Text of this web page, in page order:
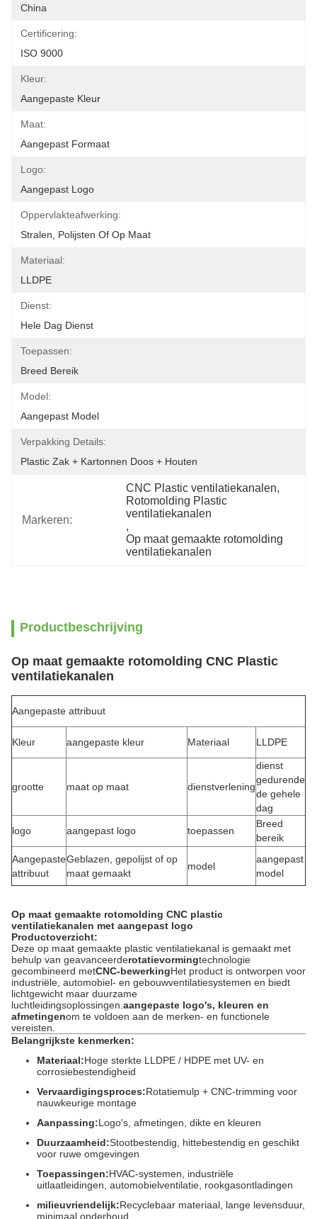
China
Certificering:
ISO 9000
Kleur:
Aangepaste Kleur
Maat:
Aangepast Formaat
Logo:
Aangepast Logo
Oppervlakteafwerking:
Stralen, Polijsten Of Op Maat
Materiaal:
LLDPE
Dienst:
Hele Dag Dienst
Toepassen:
Breed Bereik
Model:
Aangepast Model
Verpakking Details:
Plastic Zak + Kartonnen Doos + Houten
Markeren:
CNC Plastic ventilatiekanalen,
Rotomolding Plastic
ventilatiekanalen
,
Op maat gemaakte rotomolding
ventilatiekanalen
Productbeschrijving
Op maat gemaakte rotomolding CNC Plastic
ventilatiekanalen
Aangepaste attribuut
Kleur aangepaste kleur Materiaal LLDPE
grootte maat op maat dienstverlening
dienst
gedurende
de gehele
dag
logo
aangepast logo toepassen
Breed
bereik
Aangepaste
attribuut
Geblazen, gepolijst of op
maat gemaakt
model
aangepast
model
Op maat gemaakte rotomolding CNC plastic
ventilatiekanalen met aangepast logo
Productoverzicht:
Deze op maat gemaakte plastic ventilatiekanal is gemaakt met
behulp van geavanceerderotatievormingtechnologie
gecombineerd metCNC-bewerkingHet product is ontworpen voor
industriële, automobiel- en gebouwventilatiesystemen en biedt
lichtgewicht maar duurzame
luchtleidingsoplossingen. aangepaste logo's, kleuren en
afmetingenom te voldoen aan de merken- en functionele
vereisten.
Belangrijkste kenmerken:
Materiaal:Hoge sterkte LLDPE / HDPE met UV- en
corrosiebestendigheid
Vervaardigingsproces:Rotatiemulp + CNC-trimming voor
nauwkeurige montage
Aanpassing:Logo's, afmetingen, dikte en kleuren
Duurzaamheid:Stootbestendig, hittebestendig en geschikt
voor ruwe omgevingen
Toepassingen:HVAC-systemen, industriële
uitlaatleidingen, automobielventilatie, rookgasontladingen
milieuvriendelijk:Recyclebaar materiaal, lange levensduur,
minimaal onderhoud